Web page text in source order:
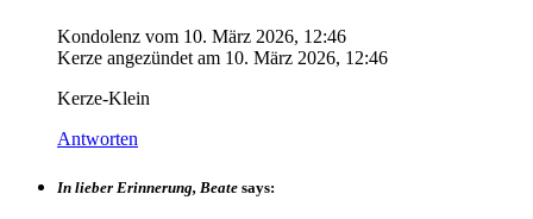
Kondolenz vom 10. März 2026, 12:46
Kerze angezündet am 10. März 2026, 12:46
Kerze-Klein
Antworten
In lieber Erinnerung, Beate says: